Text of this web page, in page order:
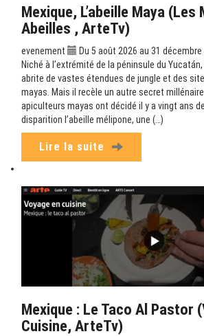
Mexique, L’abeille Maya (Les
Abeilles , ArteTv)
evenement
Du 5 août 2026 au 31 décembre
Niché à l’extrémité de la péninsule du
abrite de vastes étendues de jungle et des
mayas. Mais il recèle un autre secret
apiculteurs mayas ont décidé il y a vingt ans
disparition l’abeille mélipone, une (…)
Lire la suite
Mexique : Le Taco Al Pastor
Cuisine, ArteTv)